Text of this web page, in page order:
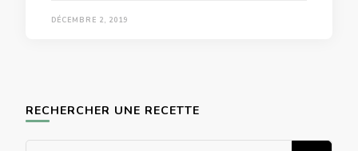
DÉCEMBRE 2, 2019
RECHERCHER UNE RECETTE